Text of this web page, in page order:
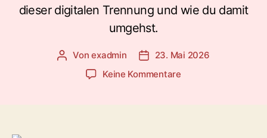
dieser digitalen Trennung und wie du damit
umgehst.
Beitragsautor
Vonexadmin Veröffentlichungsdatum
23. Mai 2026
Keine Kommentarezu